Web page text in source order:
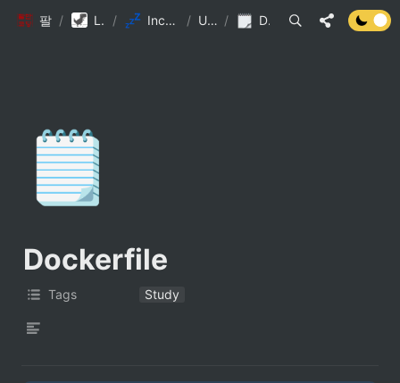
팔만코딩경/ Library DB / Inception 참고자료 / Untitled / Dockerfile
🗒️
Dockerfile
Tags Study